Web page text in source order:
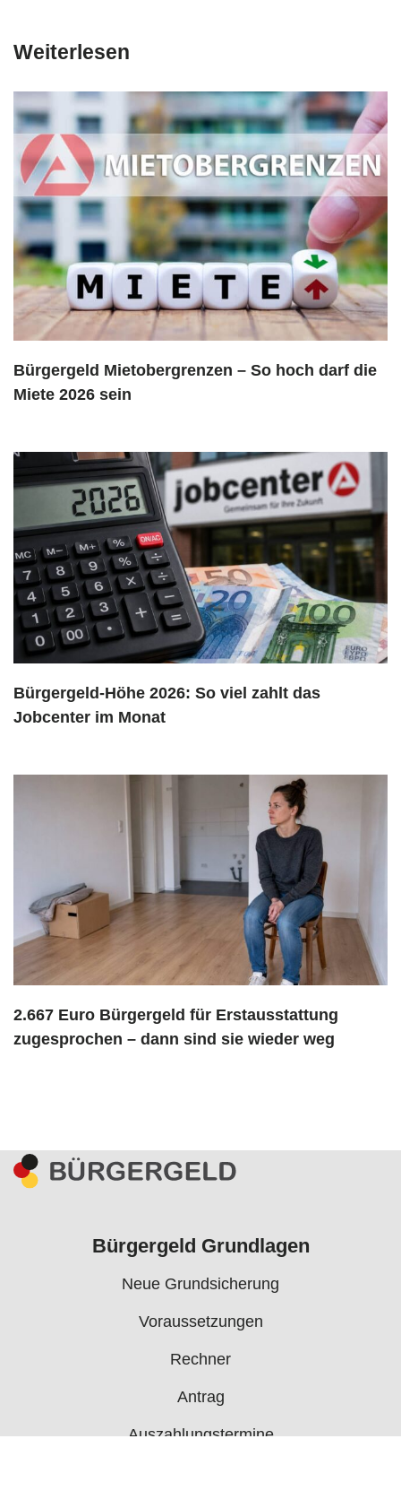
Weiterlesen
Bürgergeld Mietobergrenzen – So hoch darf die
Miete 2026 sein
Bürgergeld-Höhe 2026: So viel zahlt das
Jobcenter im Monat
2.667 Euro Bürgergeld für Erstausstattung
zugesprochen – dann sind sie wieder weg
Bürgergeld Grundlagen
Neue Grundsicherung
Voraussetzungen
Rechner
Antrag
Auszahlungstermine